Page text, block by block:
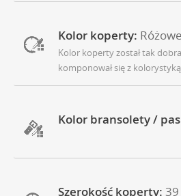
Kolor koperty:
Kolor koperty został tak
komponował się z kolorystyką
Kolor bransolety /
Szerokość koperty: 39